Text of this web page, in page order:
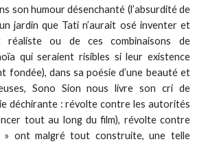
son humour désenchanté (l’absurdité de
jardin que Tati n’aurait osé inventer et
réaliste ou de ces combinaisons de
qui seraient risibles si leur existence
fondée), dans sa poésie d’une beauté et
Sono Sion nous livre son cri de
déchirante : révolte contre les autorités
tout au long du film), révolte contre
» ont malgré tout construite, une telle